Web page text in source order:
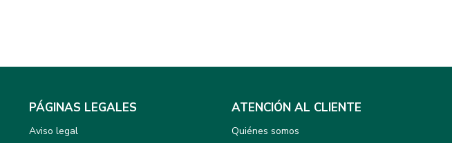
PÁGINAS LEGALES
Aviso legal
ATENCIÓN AL CLIENTE
Quiénes somos